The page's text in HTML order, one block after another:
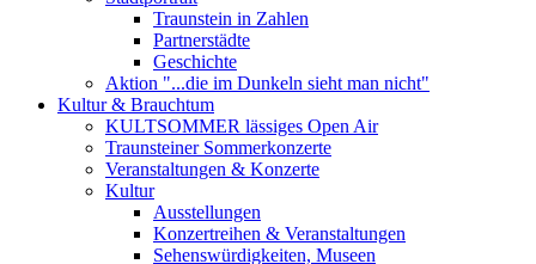
Traunstein in Zahlen
Partnerstädte
Geschichte
Aktion "...die im Dunkeln sieht man nicht"
Kultur & Brauchtum
KULTSOMMER lässiges Open Air
Traunsteiner Sommerkonzerte
Veranstaltungen & Konzerte
Kultur
Ausstellungen
Konzertreihen & Veranstaltungen
Sehenswürdigkeiten, Museen